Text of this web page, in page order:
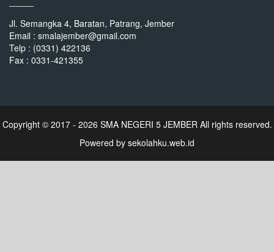
Jl. Semangka 4, Baratan, Patrang, Jember
Email : smalajember@gmail.com
Telp : (0331) 422136
Fax : 0331-421355
Copyright © 2017 - 2026 SMA NEGERI 5 JEMBERAll rights reserved.
Powered by sekolahku.web.id